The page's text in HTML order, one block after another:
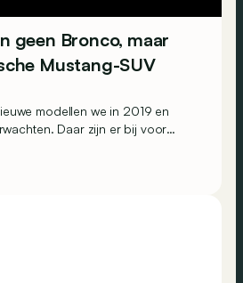
geen Bronco, maar
Mustang-SUV
modellen we in 2019 en
Daar zijn er bij voor